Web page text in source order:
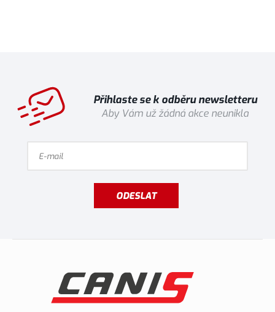
Přihlaste se k odběru newsletteru
Aby Vám už žádná akce neunikla
ODESLAT